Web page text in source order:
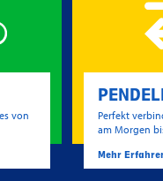
von
Perfekt
am Morgen
Mehr